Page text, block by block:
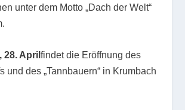
unter dem Motto „Dach der Welt“
28. Aprilfindet die Eröffnung des
und des „Tannbauern“ in Krumbach